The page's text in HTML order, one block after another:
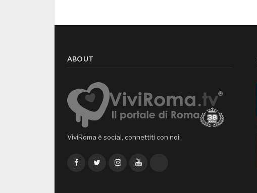
ABOUT
ViviRoma è social, connettiti con noi:
FacebookTwitterInstagramYouTube